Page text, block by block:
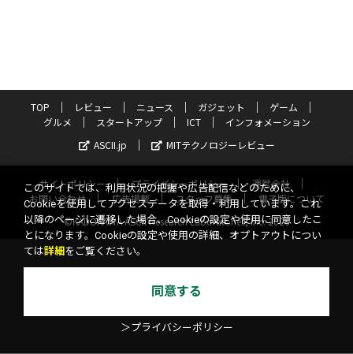
TOP レビュー ニュース ガジェット
ゲーム
グルメ
スタートアップ ICT
インフォメーション
ASCII.jp
MITテクノロジーレビュー
サイトポリシー プライバシーポリシー
運営会社
お問い合わせ
広告掲載 スタッフ募集
電子版について
©KADOKAWA ASCII Research Laboratories, Inc. 2026
このサイトでは、利用状況の把握や広告配信などのために、
Cookieを使用してアクセスデータを取得・利用しています。これ
以降のページに遷移した場合、Cookieの設定や使用に同意したこ
とになります。Cookieの設定や使用の詳細、オプトアウトについ
ては詳細 をご覧ください。
同意する
＞プライバシーポリシー